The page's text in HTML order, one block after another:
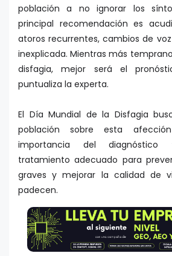
población a no ignorar los
principal recomendación es
atoros recurrentes, cambios de
inexplicada. Mientras más
disfagia, mejor será el
puntualiza la experta.
El Día Mundial de la Disfagia
población sobre esta
importancia del
tratamiento adecuado para
graves y mejorar la calidad de
padecen.